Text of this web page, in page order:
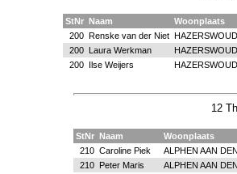
StNr Naam
Woonplaats
200 Renske van der Niet
200
Laura Werkman
200
Ilse Weijers
12
StNr Naam
Woonplaats
210 Caroline Piek
ALPHEN AAN
210 Peter Maris
ALPHEN AAN